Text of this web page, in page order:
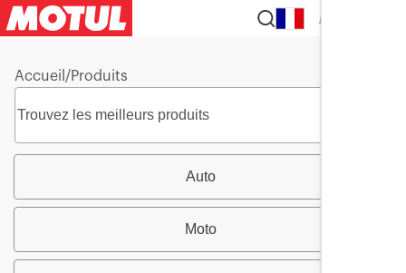
FR
Accueil /Produits
Auto
Moto